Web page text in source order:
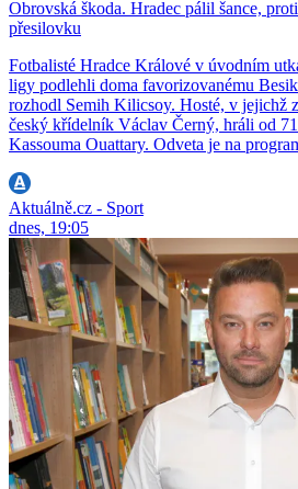
Obrovská škoda. Hradec pálil šance,
přesilovku
Fotbalisté Hradce Králové v úvodním
ligy podlehli doma favorizovanému
rozhodl Semih Kilicsoy. Hosté, v jejichž
český křídelník Václav Černý, hráli od
Kassouma Ouattary. Odveta je na
Aktuálně.cz - Sport
dnes, 19:05